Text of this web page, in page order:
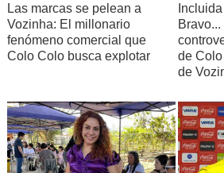
Las marcas se pelean a
Vozinha: El millonario
fenómeno comercial que
Colo Colo busca explotar
de
de